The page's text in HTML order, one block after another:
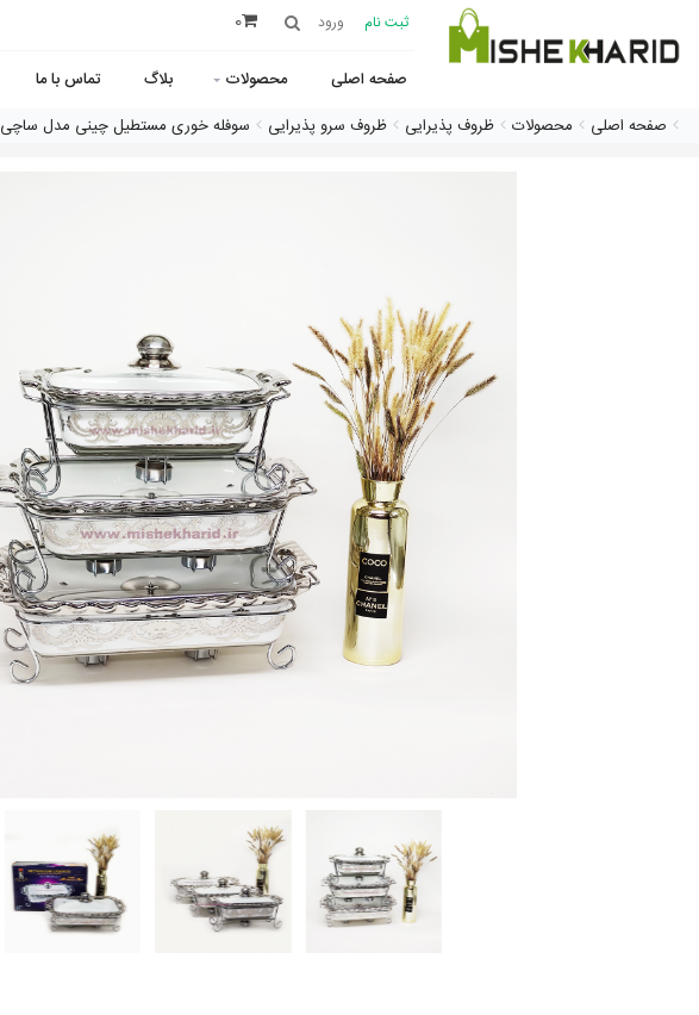
ثبت نام ورود 0
صفحه اصلی محصولات بلاگ تماس با ما
صفحه اصلی
محصولات ظروف پذیرایی ظروف سرو پذیرایی سوفله خوری مستطیل چینی مدل ساچی